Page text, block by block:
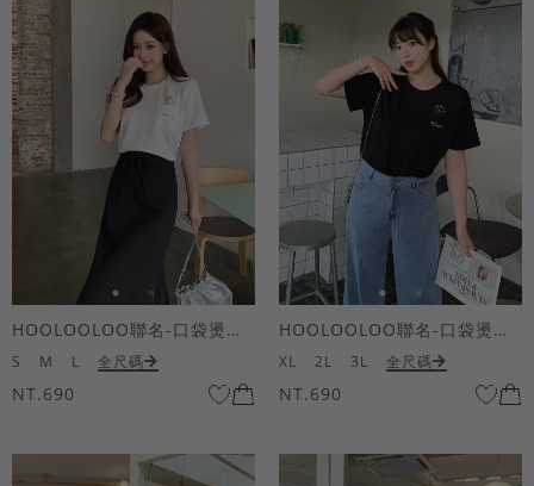
HOOLOOLOO聯名-口袋燙金KUKU熊短袖上衣
S M L 全尺碼
NT.690
HOOLOOLOO聯名-口袋燙金KUKU熊短袖上衣
XL 2L 3L 全尺碼
NT.690